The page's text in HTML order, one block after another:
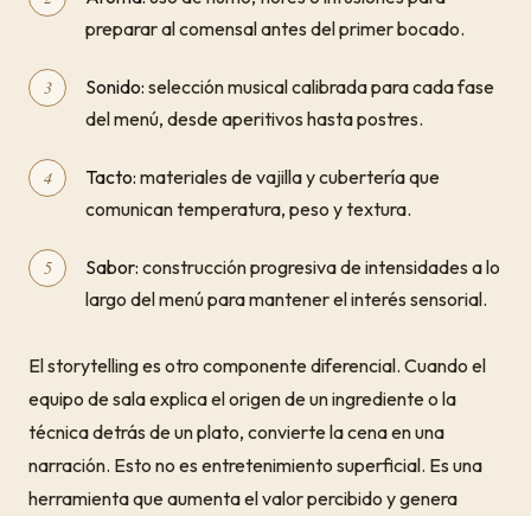
preparar al comensal antes del primer bocado.
Sonido: selección musical calibrada para cada fase
del menú, desde aperitivos hasta postres.
Tacto: materiales de vajilla y cubertería que
comunican temperatura, peso y textura.
Sabor: construcción progresiva de intensidades a lo
largo del menú para mantener el interés sensorial.
El storytelling es otro componente diferencial. Cuando el
equipo de sala explica el origen de un ingrediente o la
técnica detrás de un plato, convierte la cena en una
narración. Esto no es entretenimiento superficial. Es una
herramienta que aumenta el valor percibido y genera